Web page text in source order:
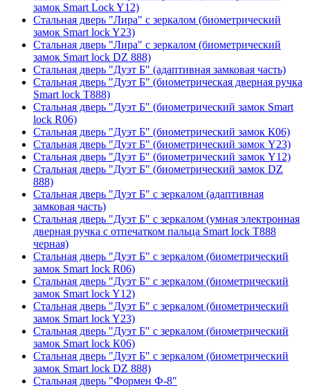
замок Smart Lock Y12)
Стальная дверь "Лира" с зеркалом (биометрический
замок Smart lock Y23)
Стальная дверь "Лира" с зеркалом (биометрический
замок Smart lock DZ 888)
Стальная дверь "Дуэт Б" (адаптивная замковая часть)
Стальная дверь "Дуэт Б" (биометрическая дверная ручка
Smart lock T888)
Стальная дверь "Дуэт Б" (биометрический замок Smart
lock R06)
Стальная дверь "Дуэт Б" (биометрический замок К06)
Стальная дверь "Дуэт Б" (биометрический замок Y23)
Стальная дверь "Дуэт Б" (биометрический замок Y12)
Стальная дверь "Дуэт Б" (биометрический замок DZ
888)
Стальная дверь "Дуэт Б" с зеркалом (адаптивная
замковая часть)
Стальная дверь "Дуэт Б" с зеркалом (умная электронная
дверная ручка с отпечатком пальца Smart lock T888
черная)
Стальная дверь "Дуэт Б" с зеркалом (биометрический
замок Smart lock R06)
Стальная дверь "Дуэт Б" с зеркалом (биометрический
замок Smart lock Y12)
Стальная дверь "Дуэт Б" с зеркалом (биометрический
замок Smart lock Y23)
Стальная дверь "Дуэт Б" с зеркалом (биометрический
замок Smart lock К06)
Стальная дверь "Дуэт Б" с зеркалом (биометрический
замок Smart lock DZ 888)
Стальная дверь "Формен Ф-8"